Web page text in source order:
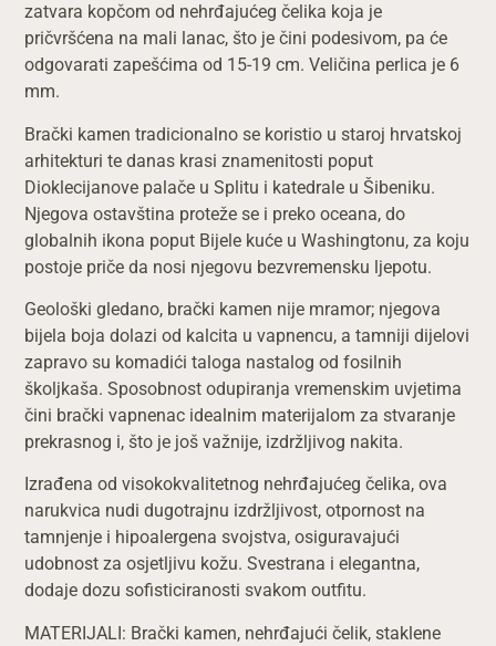
zatvara kopčom od nehrđajućeg čelika koja je
pričvršćena na mali lanac, što je čini podesivom, pa će
odgovarati zapešćima od 15-19 cm. Veličina perlica je 6
mm.
Brački kamen tradicionalno se koristio u staroj hrvatskoj
arhitekturi te danas krasi znamenitosti poput
Dioklecijanove palače u Splitu i katedrale u Šibeniku.
Njegova ostavština proteže se i preko oceana, do
globalnih ikona poput Bijele kuće u Washingtonu, za koju
postoje priče da nosi njegovu bezvremensku ljepotu.
Geološki gledano, brački kamen nije mramor; njegova
bijela boja dolazi od kalcita u vapnencu, a tamniji dijelovi
zapravo su komadići taloga nastalog od fosilnih
školjkaša. Sposobnost odupiranja vremenskim uvjetima
čini brački vapnenac idealnim materijalom za stvaranje
prekrasnog i, što je još važnije, izdržljivog nakita.
Izrađena od visokokvalitetnog nehrđajućeg čelika, ova
narukvica nudi dugotrajnu izdržljivost, otpornost na
tamnjenje i hipoalergena svojstva, osiguravajući
udobnost za osjetljivu kožu. Svestrana i elegantna,
dodaje dozu sofisticiranosti svakom outfitu.
MATERIJALI: Brački kamen, nehrđajući čelik, staklene